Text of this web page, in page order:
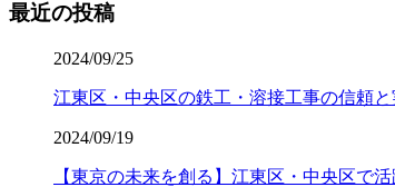
最近の投稿
2024/09/25
江東区・中央区の鉄工・溶接工事の信頼
2024/09/19
【東京の未来を創る】江東区・中央区で